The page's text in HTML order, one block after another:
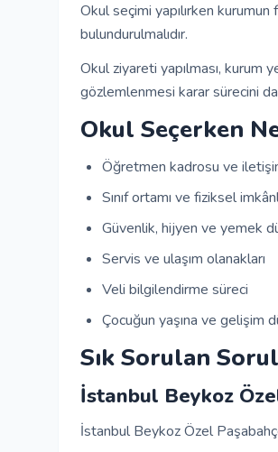
Okul seçimi yapılırken
bulundurulmalıdır.
Okul ziyareti yapılması, kurum
gözlemlenmesi karar sürecini
Okul Seçerken
Öğretmen kadrosu ve
Sınıf ortamı ve fiziksel
Güvenlik, hijyen ve yemek
Servis ve ulaşım olanakları
Veli bilgilendirme süreci
Çocuğun yaşına ve gelişim
Sık Sorulan
İstanbul Beykoz
İstanbul Beykoz Özel